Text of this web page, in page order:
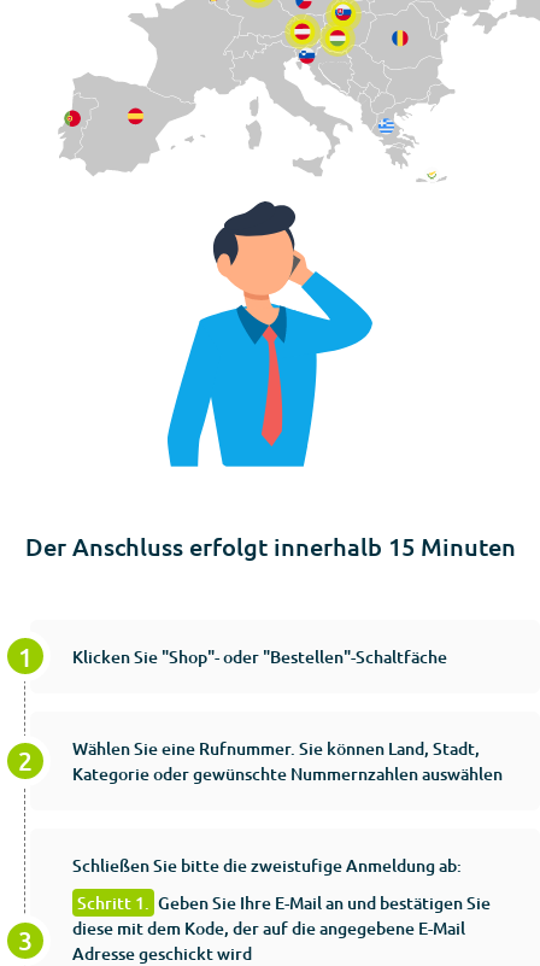
Der Anschluss erfolgt innerhalb 15 Minuten
Klicken Sie "Shop"- oder "Bestellen"-Schaltfäche
Wählen Sie eine Rufnummer. Sie können Land, Stadt,
Kategorie oder gewünschte Nummernzahlen auswählen
Schließen Sie bitte die zweistufige Anmeldung ab:
Schritt 1. Geben Sie Ihre E-Mail an und bestätigen Sie
diese mit dem Kode, der auf die angegebene E-Mail
Adresse geschickt wird